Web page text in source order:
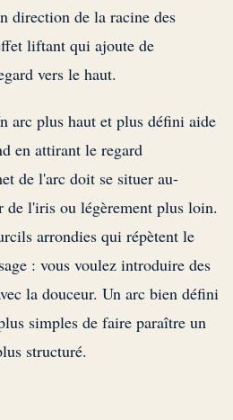
direction de la racine des
liftant qui ajoute de
vers le haut.
arc plus haut et plus défini aide
en attirant le regard
de l'arc doit se situer au-
de l'iris ou légèrement plus loin.
arrondies qui répètent le
: vous voulez introduire des
la douceur. Un arc bien défini
simples de faire paraître un
structuré.